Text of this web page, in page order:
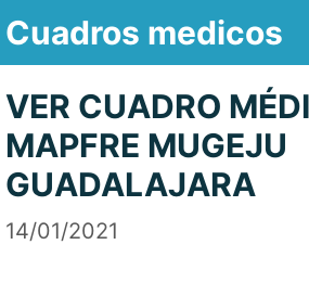
Saltar
contenido
Cuadros medicos
VER CUADRO
MAPFRE MUGEJU
GUADALAJARA
14/01/2021